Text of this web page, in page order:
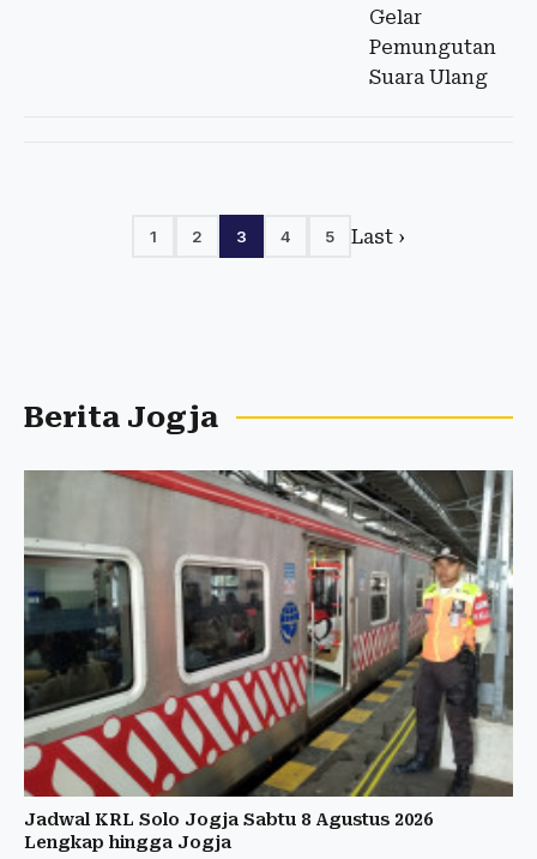
1 2 3 4 5 Last ›
Berita Jogja
Jadwal KRL Solo Jogja Sabtu 8 Agustus 2026
Lengkap hingga Jogja